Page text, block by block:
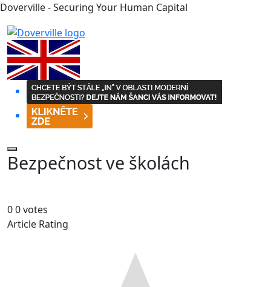
Doverville - Securing Your Human Capital
Bezpečnost ve školách
00votes
Article Rating